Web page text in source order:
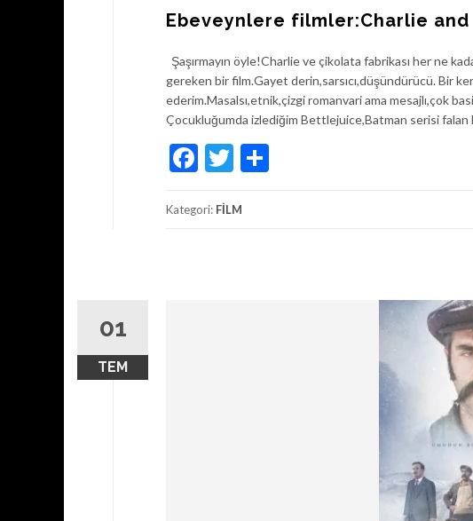
Ebeveynlere filmler:Charlie
Şaşırmayın öyle!Charlie ve çikolata fabrikası her ne
gereken bir film.Gayet derin,sarsıcı,düşündürücü. Bir
ederim.Masalsı,etnik,çizgi romanvari ama mesajlı,çok
Çocukluğumda izlediğim Bettlejuice,Batman serisi falan
Facebook
Twitter
Kategori: FİLM
01
TEM